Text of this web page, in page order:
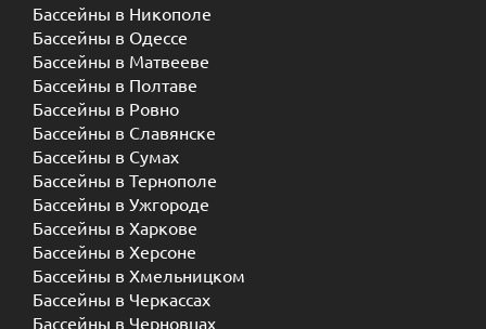
Бассейны в Никополе
Бассейны в Одессе
Бассейны в Матвееве
Бассейны в Полтаве
Бассейны в Ровно
Бассейны в Славянске
Бассейны в Сумах
Бассейны в Тернополе
Бассейны в Ужгороде
Бассейны в Харкове
Бассейны в Херсоне
Бассейны в Хмельницком
Бассейны в Черкассах
Бассейны в Черновцах